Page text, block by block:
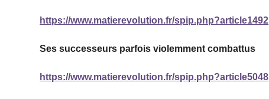
https://www.matierevolution.fr/spip.php?article1492
Ses successeurs parfois violemment combattus
https://www.matierevolution.fr/spip.php?article5048